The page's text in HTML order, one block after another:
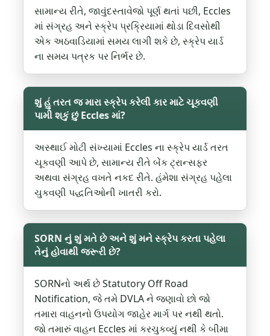
સામાન્ય રીતે, જાવુંદસ્તાવેજો પૂર્ણ થતાં પછી, Eccles
માં સંગ્રહ અને સ્ક્રેપ પ્રક્રિયામાં થોડા દિવસોથી
એક અઠવાડિયામાં સમય લાગી શકે છે, સ્ક્રેપ યાર્ડ
ના સમય પત્રક પર નિર્ભર છે.
શું હું તરત જ મારા સ્ક્રેપ કરેલી કાર માટે ચૂકવણી
પામી શકું છું Eccles માં?
અસ્થાઈ મોટી સંખ્યામાં Eccles ના સ્ક્રેપ યાર્ડ તરત
ચૂકવણી આપે છે, સામાન્ય રીતે બેંક ટ્રાન્સફર
અથવા સંગ્રહ વખતે નકદ રીતે. હંમેશા સંગ્રહ પહેલા
ચુકવણી પદ્ધતિઓની ખાતરી કરો.
SORN નું શું મતે છે અને શું મને સ્ક્રેપ કરતા પહેલા
તેનું હોવાથી જરૂરી છે?
SORNનો અર્થ છે Statutory Off Road
Notification, જે તમે DVLA ને જણાવો છો જો
તમારા વાહનનો ઉપયોગ જાહેર માર્ગ પર નથી થતો.
જો તમારું વાહન Eccles માં કરચુકવ્યું નથી કે બીમા